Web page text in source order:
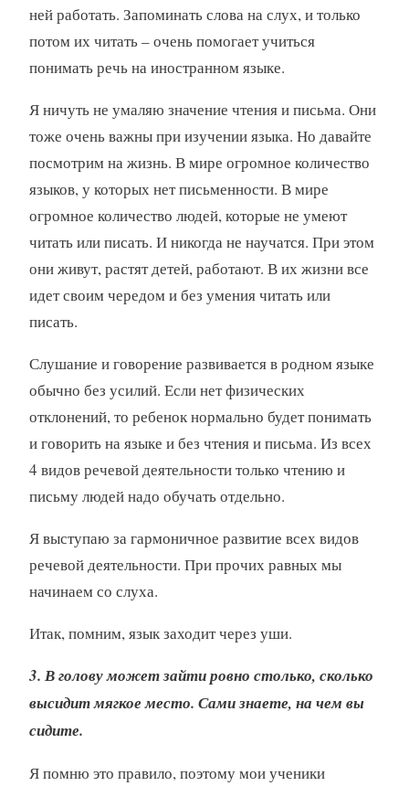
ней работать. Запоминать слова на слух, и только
потом их читать – очень помогает учиться
понимать речь на иностранном языке.
Я ничуть не умаляю значение чтения и письма. Они
тоже очень важны при изучении языка. Но давайте
посмотрим на жизнь. В мире огромное количество
языков, у которых нет письменности. В мире
огромное количество людей, которые не умеют
читать или писать. И никогда не научатся. При этом
они живут, растят детей, работают. В их жизни все
идет своим чередом и без умения читать или
писать.
Слушание и говорение развивается в родном языке
обычно без усилий. Если нет физических
отклонений, то ребенок нормально будет понимать
и говорить на языке и без чтения и письма. Из всех
4 видов речевой деятельности только чтению и
письму людей надо обучать отдельно.
Я выступаю за гармоничное развитие всех видов
речевой деятельности. При прочих равных мы
начинаем со слуха.
Итак, помним, язык заходит через уши.
3. В голову может зайти ровно столько, сколько
высидит мягкое место. Сами знаете, на чем вы
сидите.
Я помню это правило, поэтому мои ученики